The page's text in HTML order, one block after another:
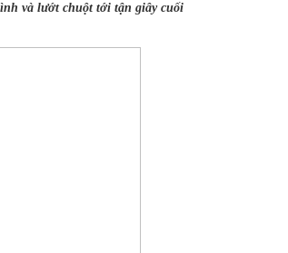
và lướt chuột tới tận giây cuối